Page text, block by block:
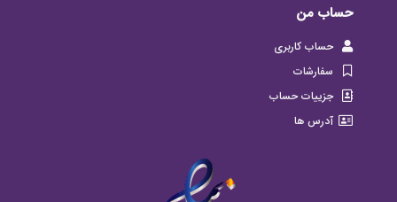
حساب من
حساب کاربری
سفارشات
جزییات حساب
آدرس ها